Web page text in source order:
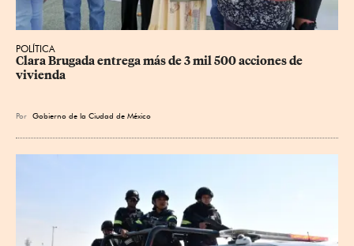
POLÍTICA
Clara Brugada entrega más de 3 mil 500 acciones de
vivienda
Por Gobierno de la Ciudad de México